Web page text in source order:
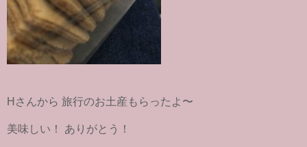
Hさんから 旅行のお土産もらったよ〜
美味しい！ ありがとう！